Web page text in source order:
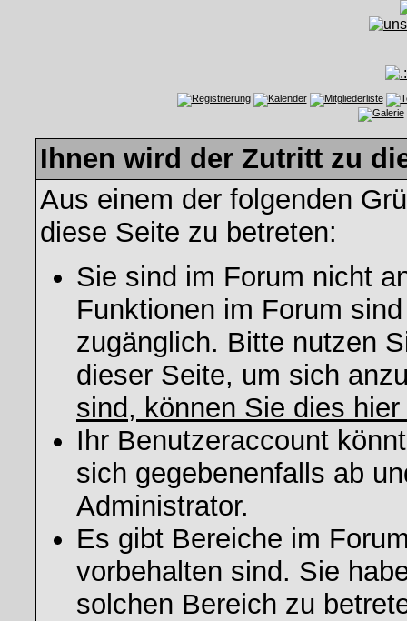
Ihnen wird der Zutritt zu
Aus einem der folgenden
diese Seite zu betreten:
Sie sind im Forum nicht
Funktionen im Forum
zugänglich. Bitte nutzen
dieser Seite, um sich
sind, können Sie dies hier
Ihr Benutzeraccount
sich gegebenenfalls ab
Administrator.
Es gibt Bereiche im
vorbehalten sind. Sie
solchen Bereich zu